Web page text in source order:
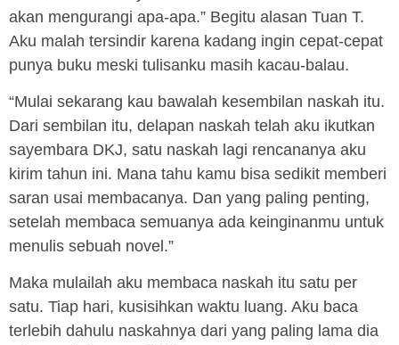
akan mengurangi apa-apa.” Begitu alasan Tuan T.
Aku malah tersindir karena kadang ingin cepat-cepat
punya buku meski tulisanku masih kacau-balau.
“Mulai sekarang kau bawalah kesembilan naskah itu.
Dari sembilan itu, delapan naskah telah aku ikutkan
sayembara DKJ, satu naskah lagi rencananya aku
kirim tahun ini. Mana tahu kamu bisa sedikit memberi
saran usai membacanya. Dan yang paling penting,
setelah membaca semuanya ada keinginanmu untuk
menulis sebuah novel.”
Maka mulailah aku membaca naskah itu satu per
satu. Tiap hari, kusisihkan waktu luang. Aku baca
terlebih dahulu naskahnya dari yang paling lama dia